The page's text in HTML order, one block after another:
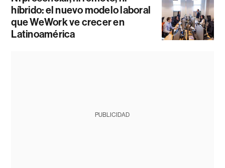
híbrido: el nuevo modelo laboral
que WeWork ve crecer en
Latinoamérica
PUBLICIDAD